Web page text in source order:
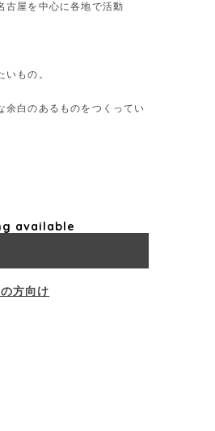
古屋を中心に各地で活動
もの。
余白のあるものをつくってい
available
方向け